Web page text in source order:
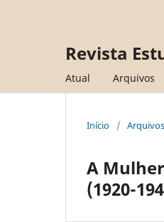
Revista
Atual Arquivos
Início / Arquivos
A
(1920-